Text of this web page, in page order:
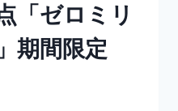
「ゼロミリ
期間限定